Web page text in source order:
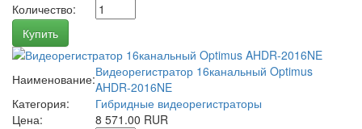
Количество:
Купить
Наименование:Видеорегистратор 16канальный Optimus
AHDR-2016NE
Категория:
Гибридные видеорегистраторы
Цена:
8 571.00 RUR